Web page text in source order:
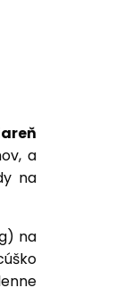
a
na
na